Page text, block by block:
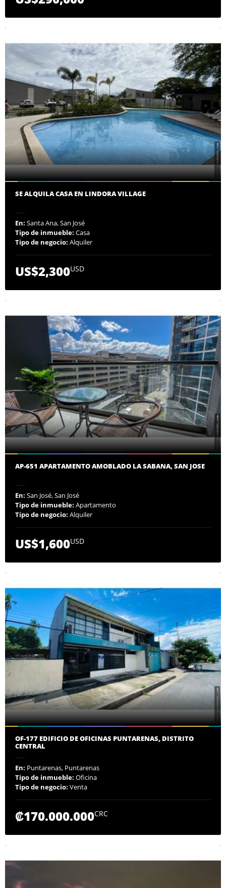
SE ALQUILA CASA EN LINDORA VILLAGE
En: Santa Ana, San José
Tipo de inmueble: Casa
Tipo de negocio: Alquiler
US$2,300USD
AP-651 APARTAMENTO AMOBLADO LA SABANA, SAN JOSE
En: San José, San José
Tipo de inmueble: Apartamento
Tipo de negocio: Alquiler
US$1,600USD
OF-177 EDIFICIO DE OFICINAS PUNTARENAS, DISTRITO
CENTRAL
En: Puntarenas, Puntarenas
Tipo de inmueble: Oficina
Tipo de negocio: Venta
₡170.000.000CRC